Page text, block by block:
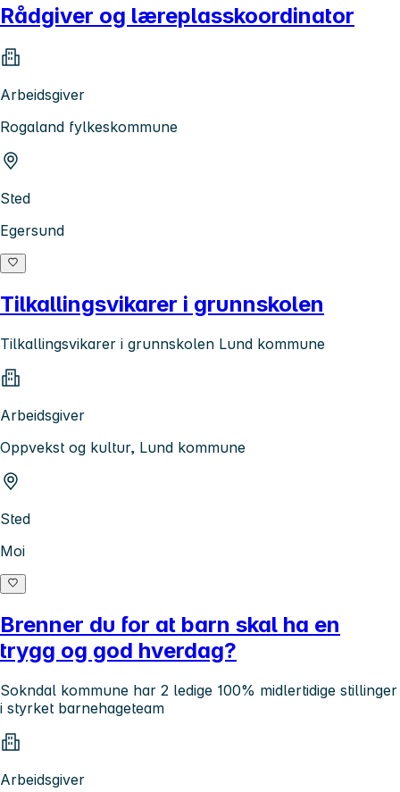
Rådgiver og læreplasskoordinator
Arbeidsgiver
Rogaland fylkeskommune
Sted
Egersund
Tilkallingsvikarer i grunnskolen
Tilkallingsvikarer i grunnskolen Lund kommune
Arbeidsgiver
Oppvekst og kultur, Lund kommune
Sted
Moi
Brenner du for at barn skal ha en
trygg og god hverdag?
Sokndal kommune har 2 ledige 100% midlertidige stillinger
i styrket barnehageteam
Arbeidsgiver